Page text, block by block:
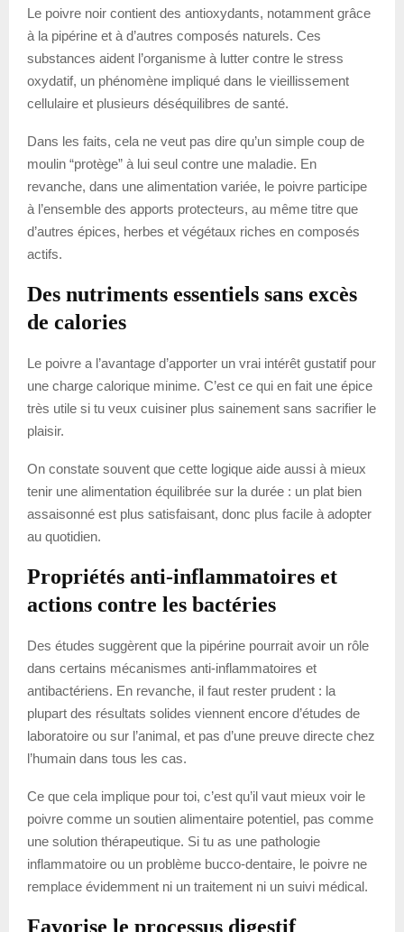
Le poivre noir contient des antioxydants, notamment grâce
à la pipérine et à d’autres composés naturels. Ces
substances aident l’organisme à lutter contre le stress
oxydatif, un phénomène impliqué dans le vieillissement
cellulaire et plusieurs déséquilibres de santé.
Dans les faits, cela ne veut pas dire qu’un simple coup de
moulin “protège” à lui seul contre une maladie. En
revanche, dans une alimentation variée, le poivre participe
à l’ensemble des apports protecteurs, au même titre que
d’autres épices, herbes et végétaux riches en composés
actifs.
Des nutriments essentiels sans excès
de calories
Le poivre a l’avantage d’apporter un vrai intérêt gustatif pour
une charge calorique minime. C’est ce qui en fait une épice
très utile si tu veux cuisiner plus sainement sans sacrifier le
plaisir.
On constate souvent que cette logique aide aussi à mieux
tenir une alimentation équilibrée sur la durée : un plat bien
assaisonné est plus satisfaisant, donc plus facile à adopter
au quotidien.
Propriétés anti-inflammatoires et
actions contre les bactéries
Des études suggèrent que la pipérine pourrait avoir un rôle
dans certains mécanismes anti-inflammatoires et
antibactériens. En revanche, il faut rester prudent : la
plupart des résultats solides viennent encore d’études de
laboratoire ou sur l’animal, et pas d’une preuve directe chez
l’humain dans tous les cas.
Ce que cela implique pour toi, c’est qu’il vaut mieux voir le
poivre comme un soutien alimentaire potentiel, pas comme
une solution thérapeutique. Si tu as une pathologie
inflammatoire ou un problème bucco-dentaire, le poivre ne
remplace évidemment ni un traitement ni un suivi médical.
Favorise le processus digestif